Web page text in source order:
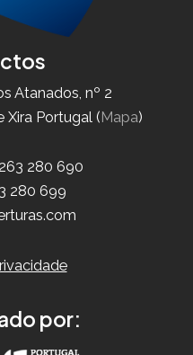
Atanados, nº 2
Xira Portugal (Mapa)
280 690
280 699
por: